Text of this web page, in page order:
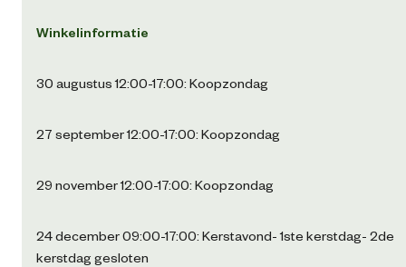
Winkelinformatie
30 augustus 12:00-17:00: Koopzondag
27 september 12:00-17:00: Koopzondag
29 november 12:00-17:00: Koopzondag
24 december 09:00-17:00: Kerstavond- 1ste kerstdag- 2de
kerstdag gesloten